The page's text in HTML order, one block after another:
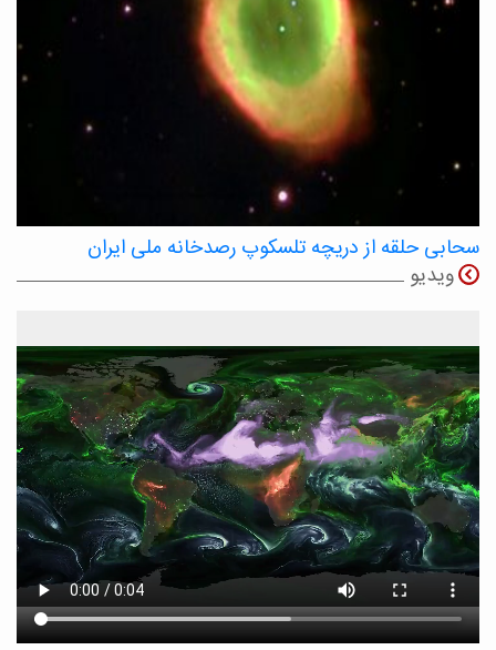
سحابی حلقه از دریچه تلسکوپ رصدخانه ملی ایران
ویدیو